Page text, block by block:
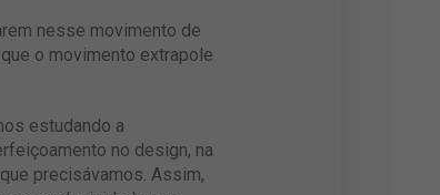
nesse movimento de
o movimento extrapole
estudando a
no design, na
precisávamos. Assim,